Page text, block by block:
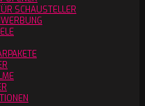
SCHAUSTELLER